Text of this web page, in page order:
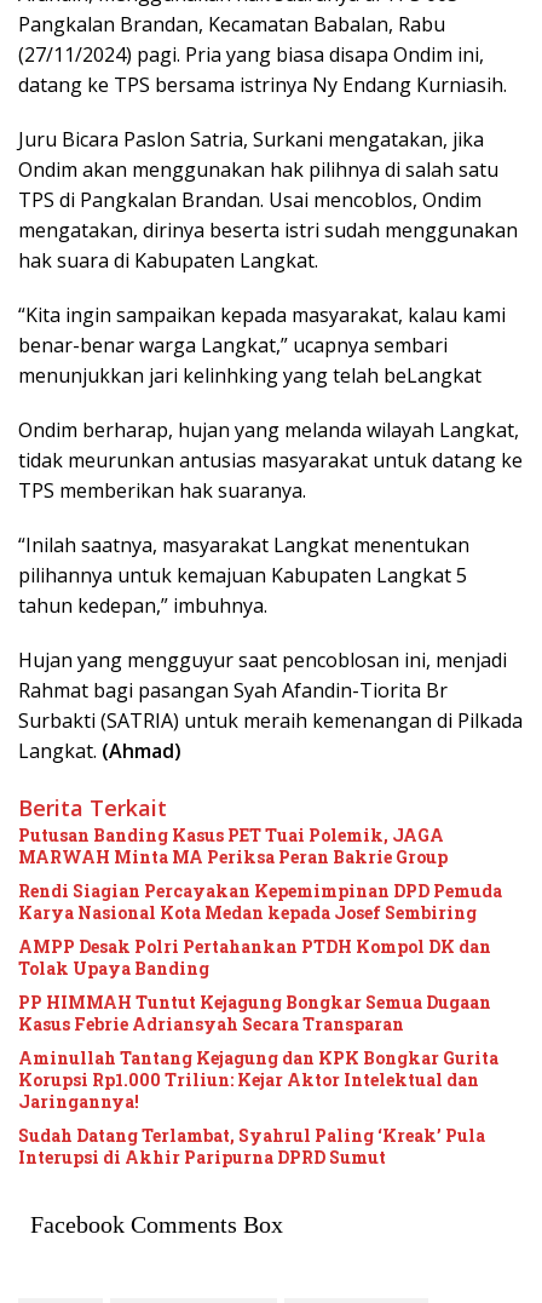
Pangkalan Brandan, Kecamatan Babalan, Rabu
(27/11/2024) pagi. Pria yang biasa disapa Ondim ini,
datang ke TPS bersama istrinya Ny Endang Kurniasih.
Juru Bicara Paslon Satria, Surkani mengatakan, jika
Ondim akan menggunakan hak pilihnya di salah satu
TPS di Pangkalan Brandan. Usai mencoblos, Ondim
mengatakan, dirinya beserta istri sudah menggunakan
hak suara di Kabupaten Langkat.
“Kita ingin sampaikan kepada masyarakat, kalau kami
benar-benar warga Langkat,” ucapnya sembari
menunjukkan jari kelinhking yang telah beLangkat
Ondim berharap, hujan yang melanda wilayah Langkat,
tidak meurunkan antusias masyarakat untuk datang ke
TPS memberikan hak suaranya.
“Inilah saatnya, masyarakat Langkat menentukan
pilihannya untuk kemajuan Kabupaten Langkat 5
tahun kedepan,” imbuhnya.
Hujan yang mengguyur saat pencoblosan ini, menjadi
Rahmat bagi pasangan Syah Afandin-Tiorita Br
Surbakti (SATRIA) untuk meraih kemenangan di Pilkada
Langkat. (Ahmad)
Berita Terkait
Putusan Banding Kasus PET Tuai Polemik, JAGA
MARWAH Minta MA Periksa Peran Bakrie Group
Rendi Siagian Percayakan Kepemimpinan DPD Pemuda
Karya Nasional Kota Medan kepada Josef Sembiring
AMPP Desak Polri Pertahankan PTDH Kompol DK dan
Tolak Upaya Banding
PP HIMMAH Tuntut Kejagung Bongkar Semua Dugaan
Kasus Febrie Adriansyah Secara Transparan
Aminullah Tantang Kejagung dan KPK Bongkar Gurita
Korupsi Rp1.000 Triliun: Kejar Aktor Intelektual dan
Jaringannya!
Sudah Datang Terlambat, Syahrul Paling ‘Kreak’ Pula
Interupsi di Akhir Paripurna DPRD Sumut
Facebook Comments Box